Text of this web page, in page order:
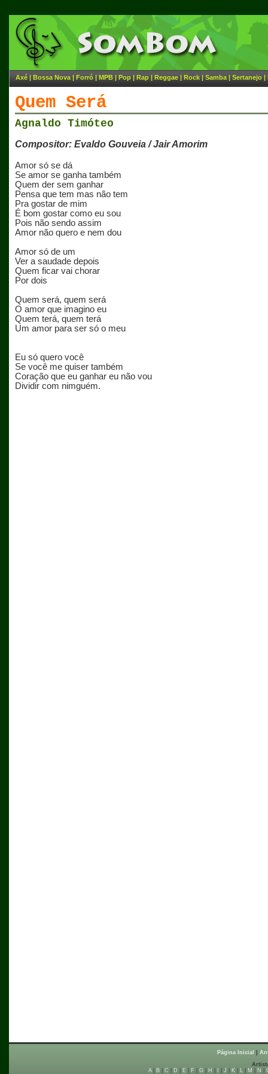
Axé | Bossa Nova | Forró | MPB | Pop | Rap | Reggae | Rock | Samba | Sertanejo |
Quem Será
Agnaldo Timóteo
Compositor: Evaldo Gouveia / Jair Amorim
Amor só se dá
Se amor se ganha também
Quem der sem ganhar
Pensa que tem mas não tem
Pra gostar de mim
É bom gostar como eu sou
Pois não sendo assim
Amor não quero e nem dou
Amor só de um
Ver a saudade depois
Quem ficar vai chorar
Por dois
Quem será, quem será
O amor que imagino eu
Quem terá, quem terá
Um amor para ser só o meu
Eu só quero você
Se você me quiser também
Coração que eu ganhar eu não vou
Dividir com nimguém.
Página Inicial
A| B| C D E| F G| H J K| L| M N